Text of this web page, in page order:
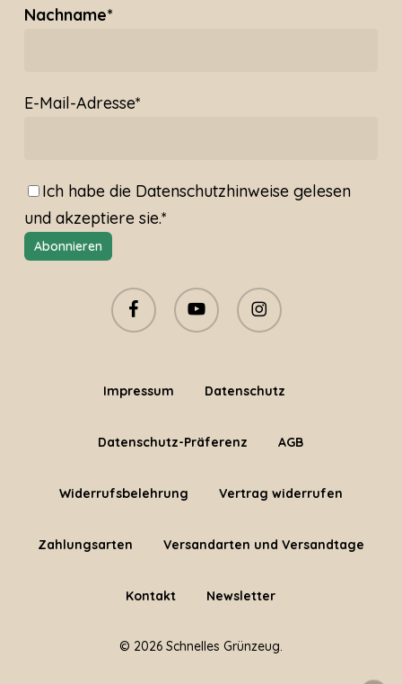
Nachname*
E-Mail-Adresse*
Ich habe die Datenschutzhinweisegelesen
und akzeptiere sie.*
facebook youtube instagram
Impressum Datenschutz
Datenschutz-Präferenz AGB
Widerrufsbelehrung Vertrag widerrufen
Zahlungsarten Versandarten und Versandtage
Kontakt Newsletter
© 2026 Schnelles Grünzeug.